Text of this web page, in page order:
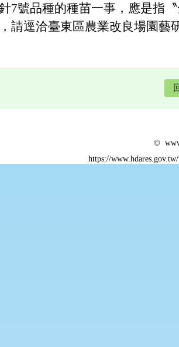
7號品種的種苗一事，應是指
請逕洽臺東區農業改良場園藝
©
https://